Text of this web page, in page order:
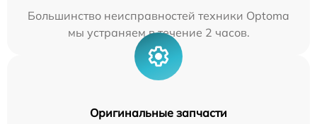
Большинство неисправностей техники Optoma
мы устраняем в течение 2 часов.
Оригинальные запчасти